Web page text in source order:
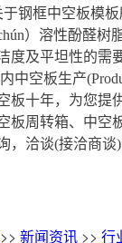
钢框中空板模
）溶性酚醛树
度及平坦性的需
空板生产
板十年，为您提
板周转箱、中空
，洽谈(接洽商谈
>> 新闻资讯 >> 行